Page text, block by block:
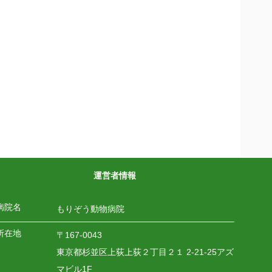
運営者情報
院名 もりぞう動物病院
在地
〒167-0043
東京都杉並区上荻上荻２丁目２１ 2-21-25アズ
マビル1F